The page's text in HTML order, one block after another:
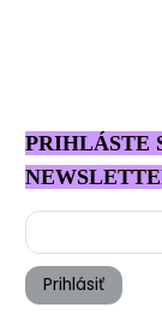
PRIHLÁSTE
Prihlásiť